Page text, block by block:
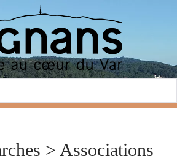
> Associations